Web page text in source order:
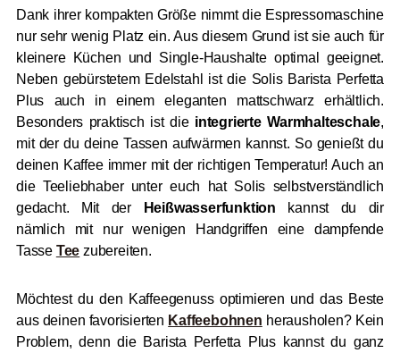
Dank ihrer kompakten Größe nimmt die Espressomaschine
nur sehr wenig Platz ein. Aus diesem Grund ist sie auch für
kleinere Küchen und Single-Haushalte optimal geeignet.
Neben gebürstetem Edelstahl ist die Solis Barista Perfetta
Plus auch in einem eleganten mattschwarz erhältlich.
Besonders praktisch ist die integrierte Warmhalteschale,
mit der du deine Tassen aufwärmen kannst. So genießt du
deinen Kaffee immer mit der richtigen Temperatur! Auch an
die Teeliebhaber unter euch hat Solis selbstverständlich
gedacht. Mit der
Heißwasserfunktion kannst du dir
nämlich mit nur wenigen Handgriffen eine dampfende
Tasse Tee zubereiten.
Möchtest du den Kaffeegenuss optimieren und das Beste
aus deinen favorisierten Kaffeebohnen herausholen? Kein
Problem, denn die Barista Perfetta Plus kannst du ganz